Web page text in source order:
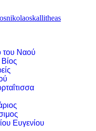
του Ναού
Ευγενίου